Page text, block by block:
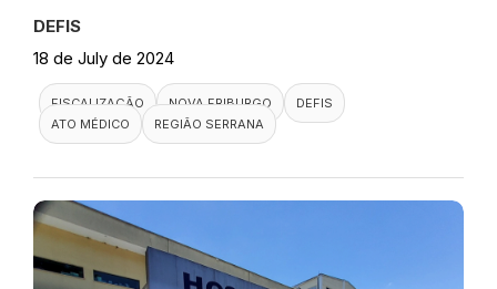
DEFIS
18 de July de 2024
FISCALIZAÇÃO NOVA FRIBURGO
DEFIS
ATO MÉDICO
REGIÃO SERRANA